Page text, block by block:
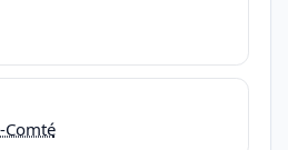
Comté